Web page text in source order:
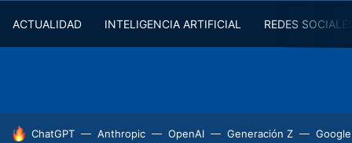
ACTUALIDAD INTELIGENCIA ARTIFICIAL REDES
HOY SE HABLA DE
ChatGPT Anthropic OpenAI Generación Z